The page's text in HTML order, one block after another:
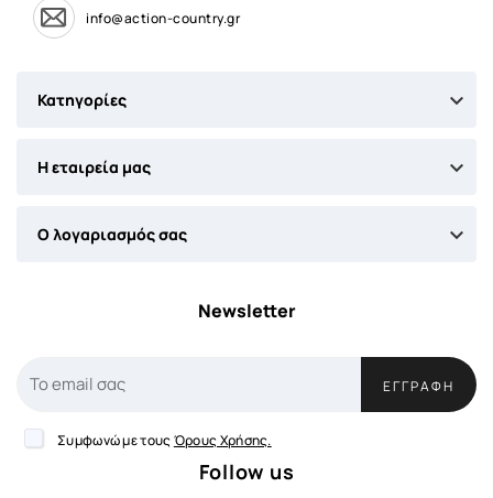
info@action-country.gr
Κατηγορίες 
Η εταιρεία μας 
Ο λογαριασμός σας 
Newsletter
ΕΓΓΡΑΦΉ
Συμφωνώ με τους Όρους Χρήσης.
Follow us